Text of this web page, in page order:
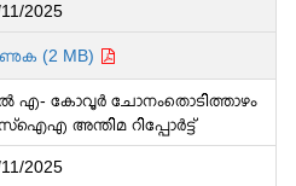
2025
(2 MB)
എ- കോവൂർ ചോനംതൊടിത്താഴം
അന്തിമ റിപ്പോർട്ട്
2025